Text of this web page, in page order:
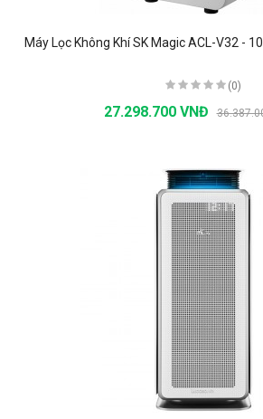
Máy Lọc Không Khí SK Magic ACL-V32 -
(0)
27.298.700 VNĐ